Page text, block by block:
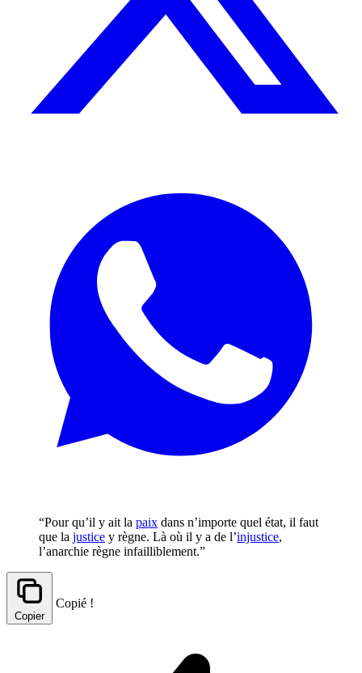
“Pour qu’il y ait la paix dans n’importe quel état, il faut
que la justice y règne. Là où il y a de l’injustice,
l’anarchie règne infailliblement.”
Copier
Copié !